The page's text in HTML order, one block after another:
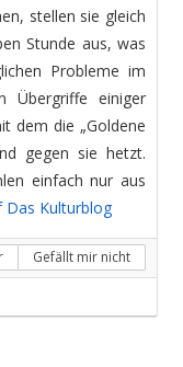
stellen sie gleich
Stunde aus, was
Probleme im
Übergriffe einiger
dem die „Goldene
gegen sie hetzt.
einfach nur aus
Das Kulturblog
Gefällt mir nicht